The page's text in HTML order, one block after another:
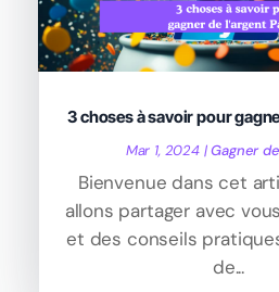
3 choses à savoir pour
Mar 1, 2024|Gagner
Bienvenue dans cet
allons partager avec
et des conseils
de...